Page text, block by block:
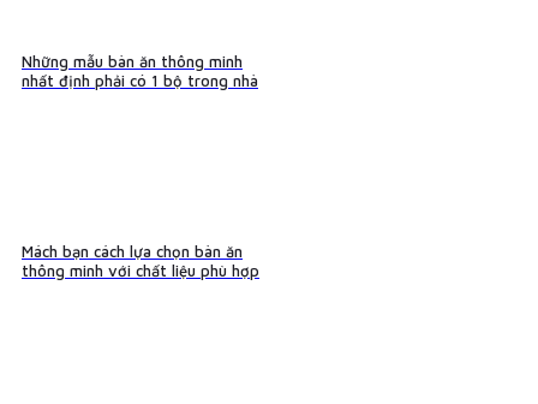
Những mẫu bàn ăn thông minh
nhất định phải có 1 bộ trong nhà
Mách bạn cách lựa chọn bàn ăn
thông minh với chất liệu phù hợp